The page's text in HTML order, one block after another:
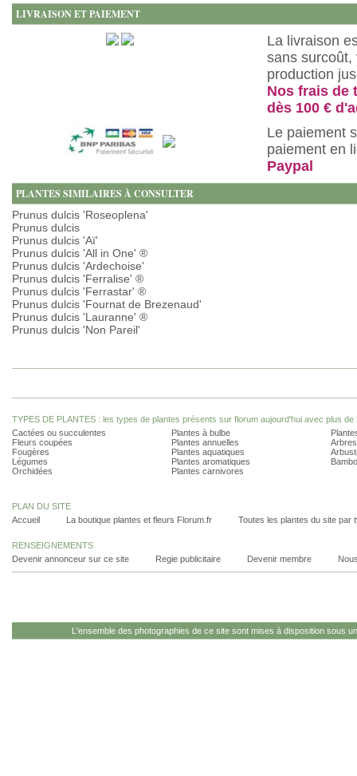
LIVRAISON ET PAIEMENT
La livraison
sans surcoût,
production
Nos frais de
dès 100 €
Le paiement
paiement en
Paypal
PLANTES SIMILAIRES À CONSULTER
Prunus dulcis 'Roseoplena'
Prunus dulcis
Prunus dulcis 'Aï'
Prunus dulcis 'All in One' ®
Prunus dulcis 'Ardechoise'
Prunus dulcis 'Ferralise' ®
Prunus dulcis 'Ferrastar' ®
Prunus dulcis 'Fournat de Brezenaud'
Prunus dulcis 'Lauranne' ®
Prunus dulcis 'Non Pareil'
TYPES DE PLANTES : les types de plantes présents sur florum aujourd'hui avec plus de
Cactées ou succulentes
Fleurs coupées
Fougères
Légumes
Orchidées
Plantes à bulbe
Plantes annuelles
Plantes aquatiques
Plantes aromatiques
Plantes carnivores
PLAN DU SITE
Accueil
La boutique plantes et fleurs Florum.fr Toutes les plantes du site par
RENSEIGNEMENTS
Devenir annonceur sur ce site
Regie publicitaire Devenir membre
L'ensemble des photographies de ce site sont mises à disposition sous